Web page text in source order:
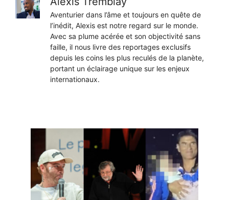
Aventurier dans l’âme et toujours en quête de
l’inédit, Alexis est notre regard sur le monde.
Avec sa plume acérée et son objectivité sans
faille, il nous livre des reportages exclusifs
depuis les coins les plus reculés de la planète,
portant un éclairage unique sur les enjeux
internationaux.